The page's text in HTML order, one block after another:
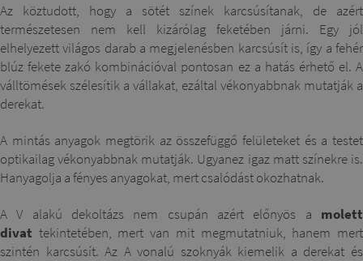
Az köztudott, hogy a sötét színek karcsúsítanak, de azért
természetesen nem kell kizárólag feketében járni. Egy jól
elhelyezett világos darab a megjelenésben karcsúsít is, így a fehér
blúz fekete zakó kombinációval pontosan ez a hatás érhető el. A
válltömések szélesítik a vállakat, ezáltal vékonyabbnak mutatják a
derekat.
A mintás anyagok megtörik az összefüggő felületeket és a testet
optikailag vékonyabbnak mutatják. Ugyanez igaz matt színekre is.
Hanyagolja a fényes anyagokat, mert csalódást okozhatnak.
A V alakú dekoltázs nem csupán azért előnyös a molett
divat tekintetében, mert van mit megmutatniuk, hanem mert
szintén karcsúsít. Az A vonalú szoknyák kiemelik a derekat és